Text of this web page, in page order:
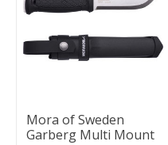
Mora of Sweden
Garberg Multi Mount